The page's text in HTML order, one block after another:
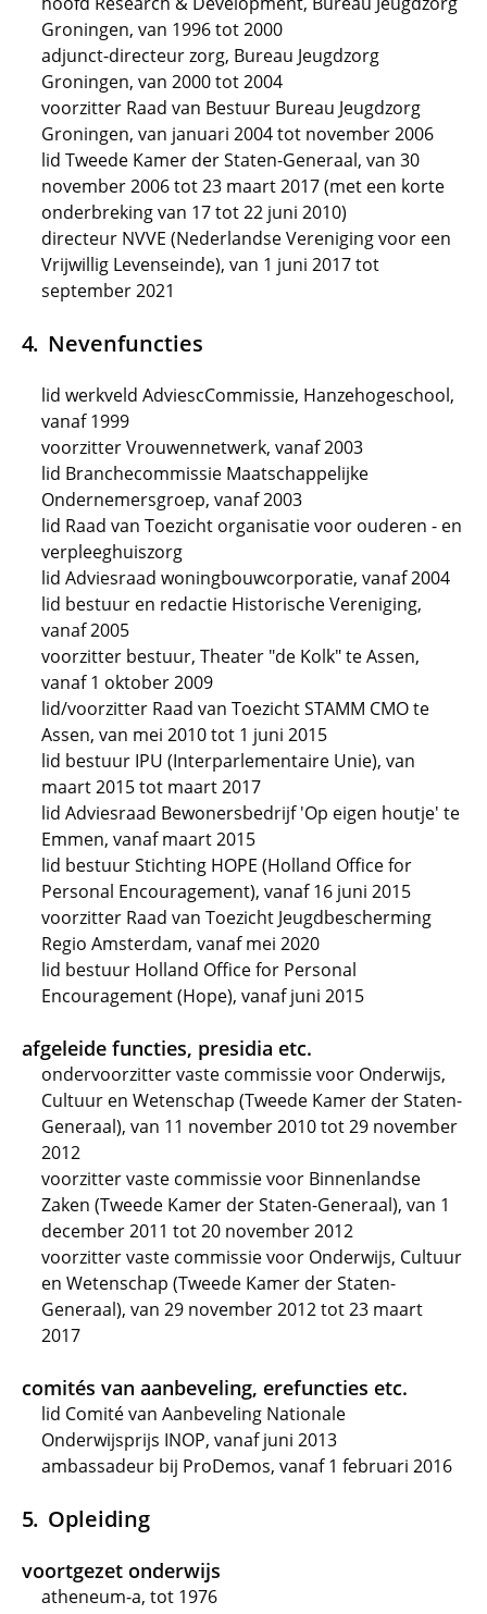
Groningen, van 1996 tot 2000
adjunct-directeur zorg, Bureau Jeugdzorg
Groningen, van 2000 tot 2004
voorzitter Raad van Bestuur Bureau Jeugdzorg
Groningen, van januari 2004 tot november 2006
lid Tweede Kamer der Staten-Generaal, van 30
november 2006 tot 23 maart 2017 (met een korte
onderbreking van 17 tot 22 juni 2010)
directeur NVVE (Nederlandse Vereniging voor een
Vrijwillig Levenseinde), van 1 juni 2017 tot
september 2021
Nevenfuncties
lid werkveld AdviescCommissie, Hanzehogeschool,
vanaf 1999
voorzitter Vrouwennetwerk, vanaf 2003
lid Branchecommissie Maatschappelijke
Ondernemersgroep, vanaf 2003
lid Raad van Toezicht organisatie voor ouderen - en
verpleeghuiszorg
lid Adviesraad woningbouwcorporatie, vanaf 2004
lid bestuur en redactie Historische Vereniging,
vanaf 2005
voorzitter bestuur, Theater "de Kolk" te Assen,
vanaf 1 oktober 2009
lid/voorzitter Raad van Toezicht STAMM CMO te
Assen, van mei 2010 tot 1 juni 2015
lid bestuur IPU (Interparlementaire Unie), van
maart 2015 tot maart 2017
lid Adviesraad Bewonersbedrijf 'Op eigen houtje' te
Emmen, vanaf maart 2015
lid bestuur Stichting HOPE (Holland Office for
Personal Encouragement), vanaf 16 juni 2015
voorzitter Raad van Toezicht Jeugdbescherming
Regio Amsterdam, vanaf mei 2020
lid bestuur Holland Office for Personal
Encouragement (Hope), vanaf juni 2015
afgeleide functies, presidia etc.
ondervoorzitter vaste commissie voor Onderwijs,
Cultuur en Wetenschap (Tweede Kamer der Staten-
Generaal), van 11 november 2010 tot 29 november
2012
voorzitter vaste commissie voor Binnenlandse
Zaken (Tweede Kamer der Staten-Generaal), van 1
december 2011 tot 20 november 2012
voorzitter vaste commissie voor Onderwijs, Cultuur
en Wetenschap (Tweede Kamer der Staten-
Generaal), van 29 november 2012 tot 23 maart
2017
comités van aanbeveling, erefuncties etc.
lid Comité van Aanbeveling Nationale
Onderwijsprijs INOP, vanaf juni 2013
ambassadeur bij ProDemos, vanaf 1 februari 2016
Opleiding
voortgezet onderwijs
atheneum-a, tot 1976